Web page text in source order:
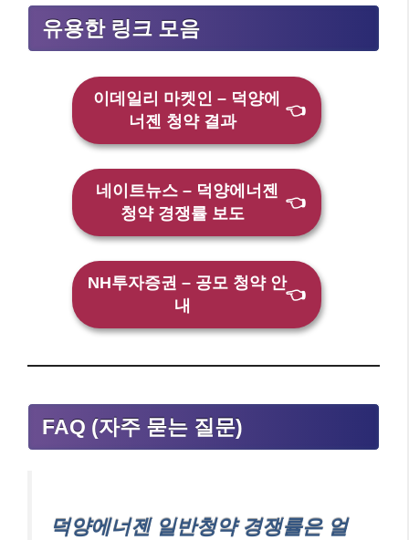
유용한 링크 모음
이데일리 마켓인 – 덕양에
너젠 청약 결과
👈
네이트뉴스 – 덕양에너젠
청약 경쟁률 보도
👈
NH투자증권 – 공모 청약 안
내
👈
FAQ (자주 묻는 질문)
덕양에너젠 일반청약 경쟁률은 얼